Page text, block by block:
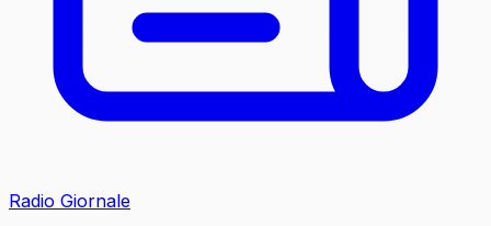
Radio Giornale